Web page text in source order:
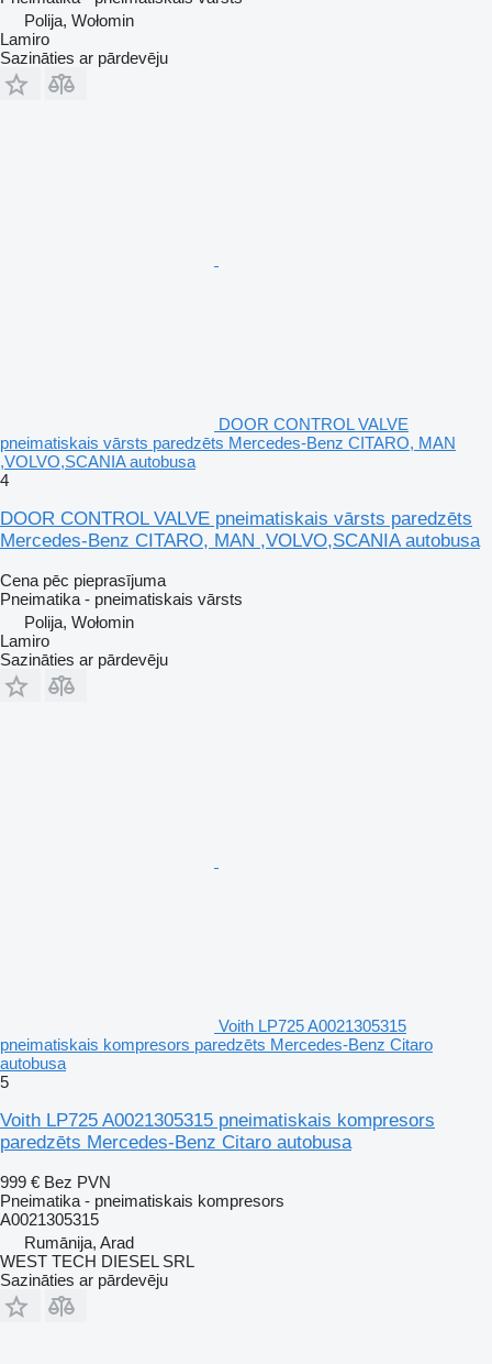
Polija, Wołomin
Lamiro
Sazināties ar pārdevēju
DOOR CONTROL VALVE
pneimatiskais vārsts paredzēts Mercedes-Benz CITARO, MAN
,VOLVO,SCANIA autobusa
4
DOOR CONTROL VALVE pneimatiskais vārsts paredzēts
Mercedes-Benz CITARO, MAN ,VOLVO,SCANIA autobusa
Cena pēc pieprasījuma
Pneimatika - pneimatiskais vārsts
Polija, Wołomin
Lamiro
Sazināties ar pārdevēju
Voith LP725 A0021305315
pneimatiskais kompresors paredzēts Mercedes-Benz Citaro
autobusa
5
Voith LP725 A0021305315 pneimatiskais kompresors
paredzēts Mercedes-Benz Citaro autobusa
999 € Bez PVN
Pneimatika - pneimatiskais kompresors
A0021305315
Rumānija, Arad
WEST TECH DIESEL SRL
Sazināties ar pārdevēju